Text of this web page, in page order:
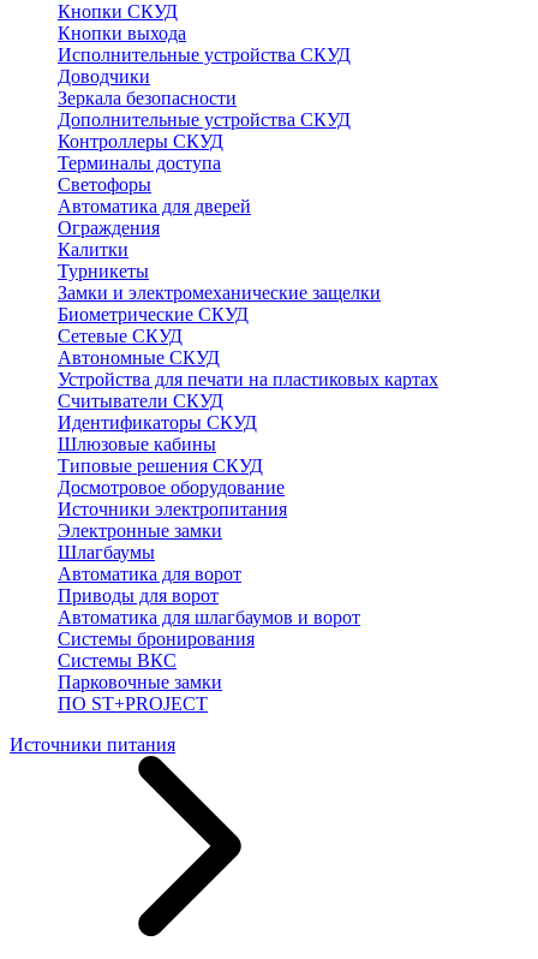
Кнопки СКУД
Кнопки выхода
Исполнительные устройства СКУД
Доводчики
Зеркала безопасности
Дополнительные устройства СКУД
Контроллеры СКУД
Терминалы доступа
Светофоры
Автоматика для дверей
Ограждения
Калитки
Турникеты
Замки и электромеханические защелки
Биометрические СКУД
Сетевые СКУД
Автономные СКУД
Устройства для печати на пластиковых картах
Считыватели СКУД
Идентификаторы СКУД
Шлюзовые кабины
Типовые решения СКУД
Досмотровое оборудование
Источники электропитания
Электронные замки
Шлагбаумы
Автоматика для ворот
Приводы для ворот
Автоматика для шлагбаумов и ворот
Системы бронирования
Системы ВКС
Парковочные замки
ПО ST+PROJECT
Источники питания